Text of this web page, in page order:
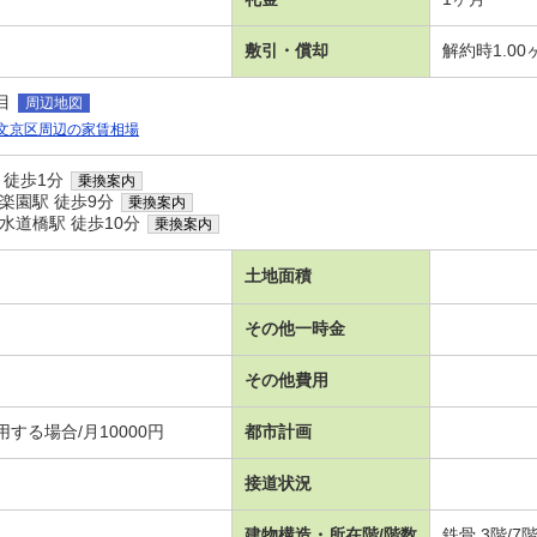
敷引・償却 解約時1.00
周辺地図
京区周辺の家賃相場
歩1分 乗換案内
園駅 徒歩9分 乗換案内
道橋駅 徒歩10分 乗換案内
土地面積
その他一時金
その他費用
する場合/月10000円 都市計画
接道状況